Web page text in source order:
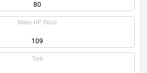
80
Maks HP Gücü
109
Tork